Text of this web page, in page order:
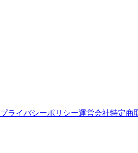
プライバシーポリシー運営会社特定商